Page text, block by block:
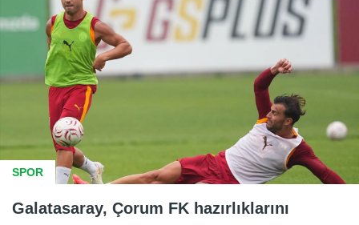
SPOR
Galatasaray, Çorum FK hazırlıklarını